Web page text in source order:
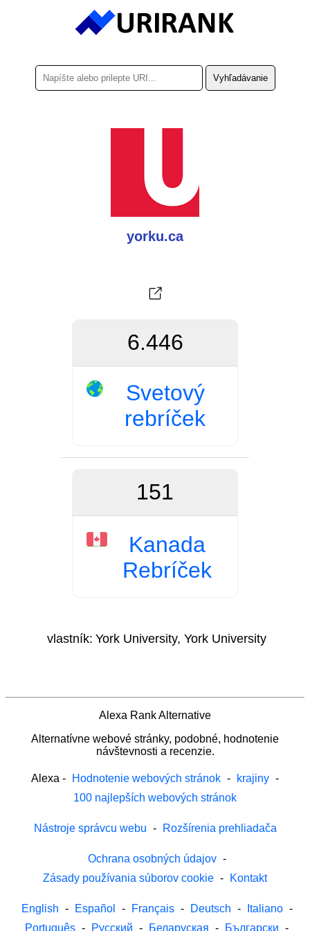
yorku.ca
6.446
Svetový
rebríček
151
Kanada
Rebríček
vlastník: York University, York University
Alexa Rank Alternative
Alternatívne webové stránky, podobné, hodnotenie
návštevnosti a recenzie.
Alexa - Hodnotenie webových stránok - krajiny -
100 najlepších webových stránok
Nástroje správcu webu - Rozšírenia prehliadača
Ochrana osobných údajov -
Zásady používania súborov cookie - Kontakt
English - Español - Français - Deutsch - Italiano -
Português - Русский - Беларуская - Български -